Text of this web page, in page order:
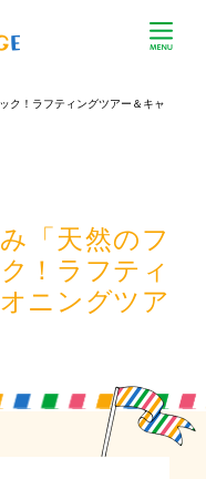
ク！ラフティングツアー＆キャ
「天然のフ
！ラフティ
ニングツア